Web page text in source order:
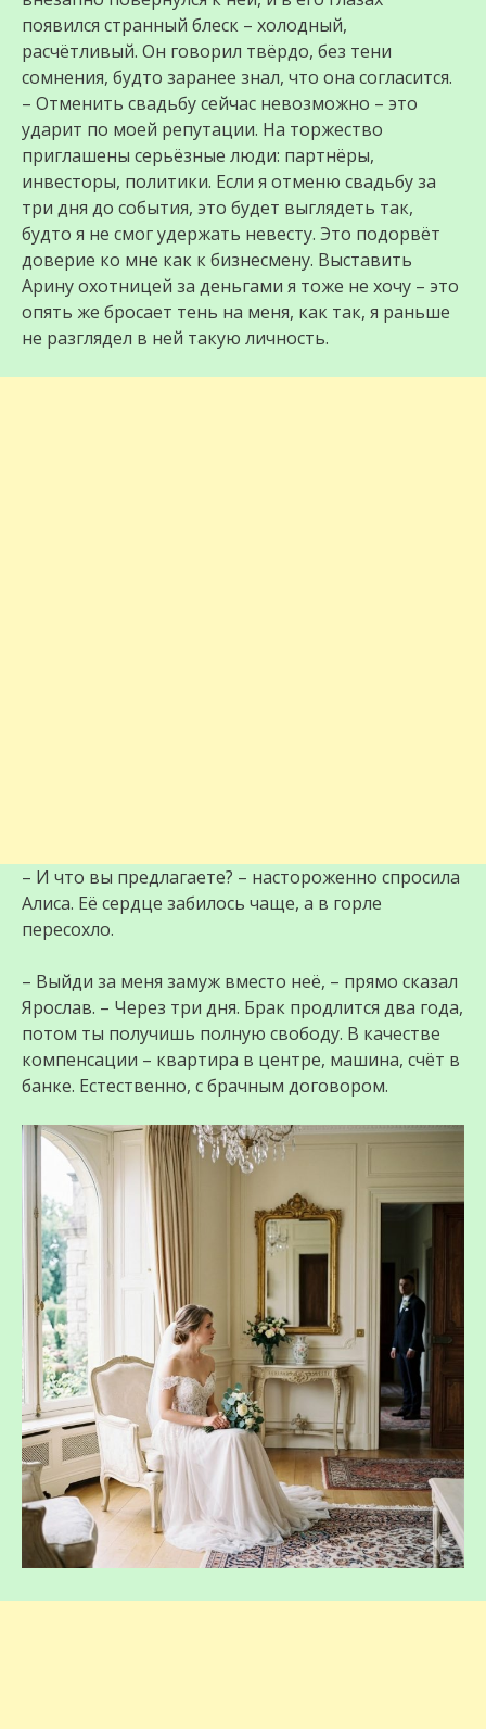
появился странный блеск – холодный,
расчётливый. Он говорил твёрдо, без тени
сомнения, будто заранее знал, что она согласится.
– Отменить свадьбу сейчас невозможно – это
ударит по моей репутации. На торжество
приглашены серьёзные люди: партнёры,
инвесторы, политики. Если я отменю свадьбу за
три дня до события, это будет выглядеть так,
будто я не смог удержать невесту. Это подорвёт
доверие ко мне как к бизнесмену. Выставить
Арину охотницей за деньгами я тоже не хочу – это
опять же бросает тень на меня, как так, я раньше
не разглядел в ней такую личность.
– И что вы предлагаете? – настороженно спросила
Алиса. Её сердце забилось чаще, а в горле
пересохло.
– Выйди за меня замуж вместо неё, – прямо сказал
Ярослав. – Через три дня. Брак продлится два года,
потом ты получишь полную свободу. В качестве
компенсации – квартира в центре, машина, счёт в
банке. Естественно, с брачным договором.